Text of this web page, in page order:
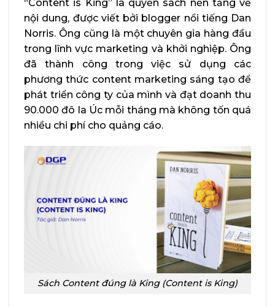
“Content is King” là quyển sách nền tảng về
nội dung, được viết bởi blogger nổi tiếng Dan
Norris. Ông cũng là một chuyên gia hàng đầu
trong lĩnh vực marketing và khởi nghiệp. Ông
đã thành công trong việc sử dụng các
phương thức content marketing sáng tạo để
phát triển công ty của mình và đạt doanh thu
90.000 đô la Úc mỗi tháng mà không tốn quá
nhiều chi phí cho quảng cáo.
Sách Content đúng là King (Content is King)